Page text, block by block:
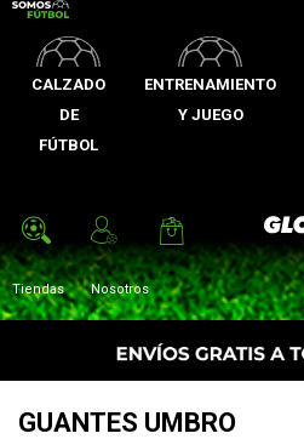
CALZADO
DE
FÚTBOL
ENTRENAMIENTO
Y JUEGO
Tiendas Nosotros
GUANTES UMBRO